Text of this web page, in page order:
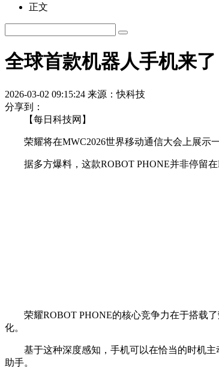
正文
全球首款机器人手机来
2026-03-02 09:15:24 来源：快科技
分享到：
【每日科技网】
荣耀将在MWC2026世界移动通信大会上展示一
据多方爆料，这款ROBOT PHONE并非停留在
荣耀ROBOT PHONE的核心竞争力在于搭载了
化。
基于这种深度感知，手机可以在恰当的时机主
助手。